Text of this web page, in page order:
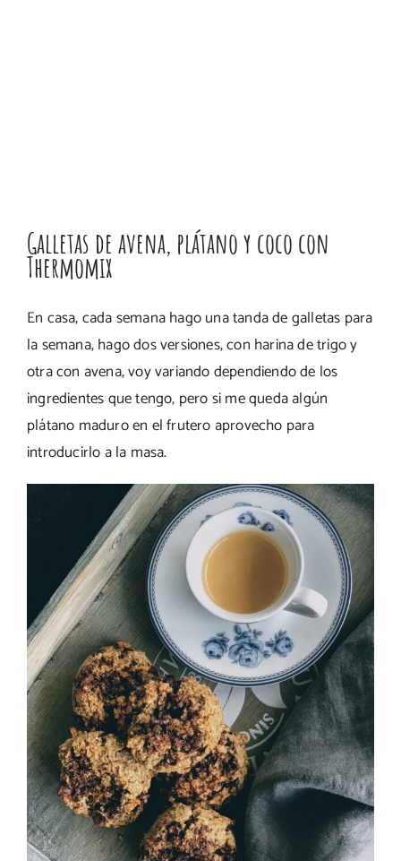
Galletas de avena, plátano y coco con
Thermomix
En casa, cada semana hago una tanda de galletas para
la semana, hago dos versiones, con harina de trigo y
otra con avena, voy variando dependiendo de los
ingredientes que tengo, pero si me queda algún
plátano maduro en el frutero aprovecho para
introducirlo a la masa.